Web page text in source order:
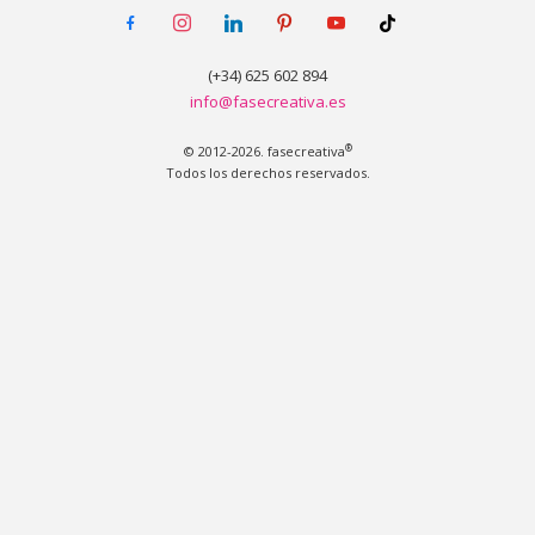
facebook-instagramlinkedin pinterestyoutube tiktok
(+34) 625 602 894
info@fasecreativa.es
© 2012-2026. fasecreativa®
Todos los derechos reservados.